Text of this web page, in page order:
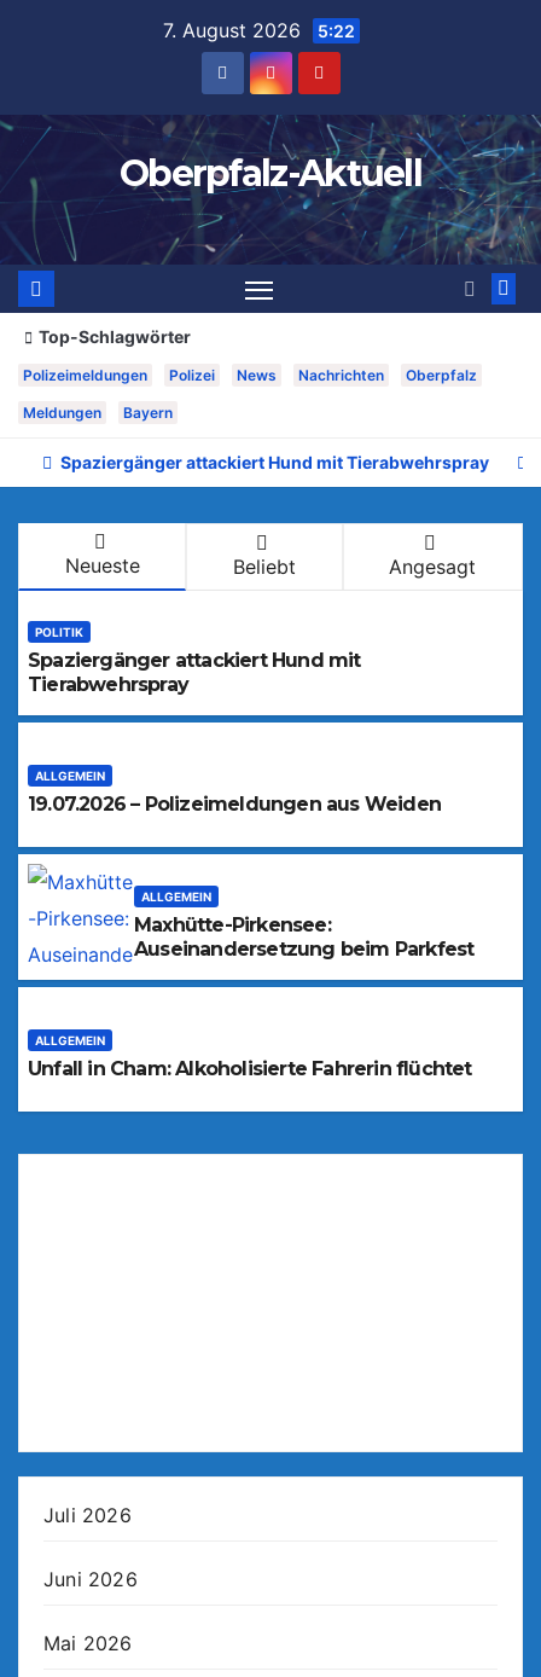
7. August 2026 5:22
Oberpfalz-Aktuell
Top-Schlagwörter
Polizeimeldungen Polizei News Nachrichten Oberpfalz
Meldungen Bayern
Spaziergänger attackiert Hund mit Tierabwehrspray
Neueste Beliebt Angesagt
POLITIK
Spaziergänger attackiert Hund mit
Tierabwehrspray
ALLGEMEIN
19.07.2026 – Polizeimeldungen aus Weiden
ALLGEMEIN
Maxhütte-Pirkensee:
Auseinandersetzung beim Parkfest
ALLGEMEIN
Unfall in Cham: Alkoholisierte Fahrerin flüchtet
Juli 2026
Juni 2026
Mai 2026